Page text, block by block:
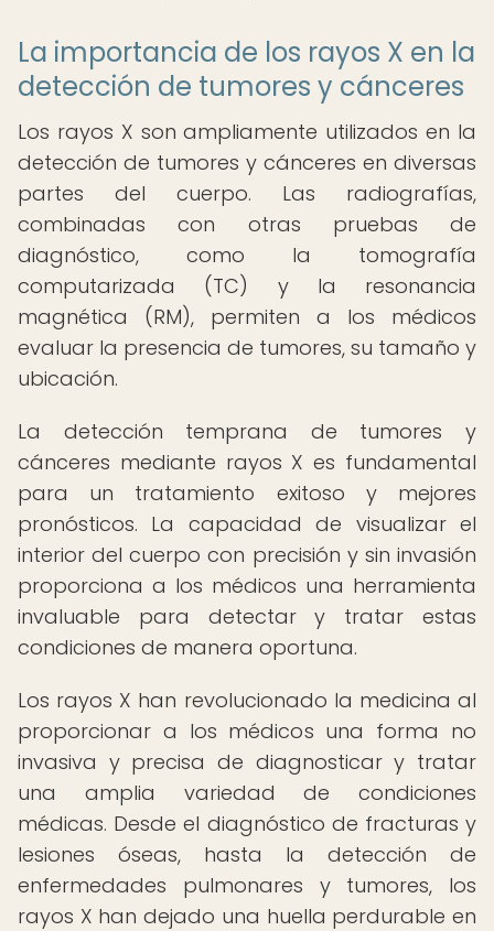
La importancia de los rayos X en la
detección de tumores y cánceres
Los rayos X son ampliamente utilizados en la
detección de tumores y cánceres en diversas
partes del cuerpo. Las radiografías,
combinadas con otras pruebas de
diagnóstico, como la tomografía
computarizada (TC) y la resonancia
magnética (RM), permiten a los médicos
evaluar la presencia de tumores, su tamaño y
ubicación.
La detección temprana de tumores y
cánceres mediante rayos X es fundamental
para un tratamiento exitoso y mejores
pronósticos. La capacidad de visualizar el
interior del cuerpo con precisión y sin invasión
proporciona a los médicos una herramienta
invaluable para detectar y tratar estas
condiciones de manera oportuna.
Los rayos X han revolucionado la medicina al
proporcionar a los médicos una forma no
invasiva y precisa de diagnosticar y tratar
una amplia variedad de condiciones
médicas. Desde el diagnóstico de fracturas y
lesiones óseas, hasta la detección de
enfermedades pulmonares y tumores, los
rayos X han dejado una huella perdurable en